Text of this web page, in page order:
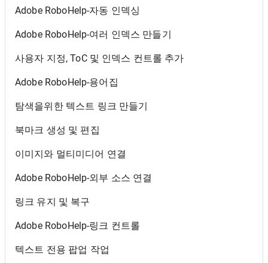
Adobe RoboHelp-자동 인덱싱
Adobe RoboHelp-여러 인덱스 만들기
사용자 지정, ToC 및 인덱스 컨트롤 추가
Adobe RoboHelp-용어집
탐색을위한 텍스트 링크 만들기
북마크 생성 및 편집
이미지와 멀티미디어 연결
Adobe RoboHelp-외부 소스 연결
링크 유지 및 복구
Adobe RoboHelp-링크 컨트롤
텍스트 전용 팝업 작업